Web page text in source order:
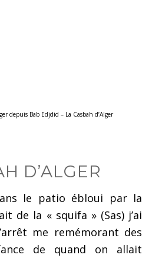
depuis Bab Edjdid – La Casbah d’Alger
D’ALGER
le patio ébloui par la
de la « squifa » (Sas) j’ai
me remémorant des
de quand on allait